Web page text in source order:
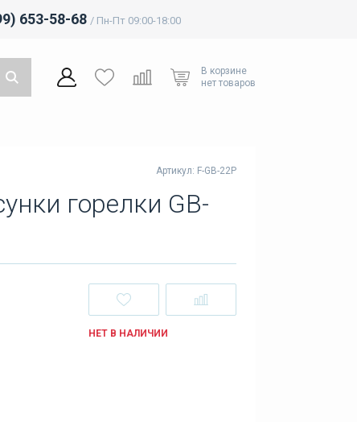
653-58-68 / Пн-Пт 09:00-18:00
В корзине
нет товаров
Артикул: F-GB-22P
горелки GB-
НЕТ В НАЛИЧИИ